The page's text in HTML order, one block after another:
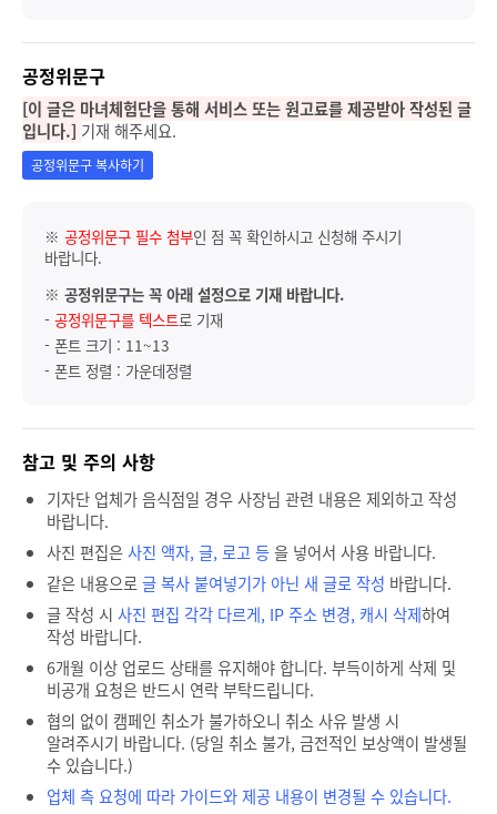
공정위문구
[이 글은 마녀체험단을 통해 서비스 또는 원고료를 제공받아 작성된 글
입니다.] 기재 해주세요.
공정위문구 복사하기
※ 공정위문구 필수 첨부인 점 꼭 확인하시고 신청해 주시기
바랍니다.
※ 공정위문구는 꼭 아래 설정으로 기재 바랍니다.
- 공정위문구를 텍스트로 기재
- 폰트 크기 : 11~13
- 폰트 정렬 : 가운데정렬
참고 및 주의 사항
기자단 업체가 음식점일 경우 사장님 관련 내용은 제외하고 작성
바랍니다.
사진 편집은사진 액자, 글, 로고 등을 넣어서 사용 바랍니다.
같은 내용으로글 복사 붙여넣기가 아닌 새 글로 작성 바랍니다.
글 작성 시 사진 편집 각각 다르게, IP 주소 변경, 캐시 삭제하여
작성 바랍니다.
6개월 이상 업로드 상태를 유지해야 합니다. 부득이하게 삭제 및
비공개 요청은 반드시 연락 부탁드립니다.
협의 없이 캠페인 취소가 불가하오니 취소 사유 발생 시
알려주시기 바랍니다. (당일 취소 불가, 금전적인 보상액이 발생될
수 있습니다.)
업체 측 요청에 따라 가이드와 제공 내용이 변경될 수 있습니다.